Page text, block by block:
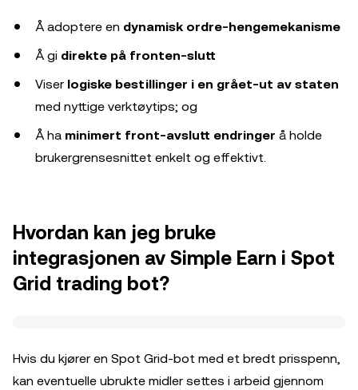
Å adoptere en dynamisk ordre‑hengemekanisme
Å gi direkte på fronten‑slutt
Viser logiske bestillinger i en grået‑ut av staten
med nyttige verktøytips; og
Å ha minimert front‑avslutt endringer å holde
brukergrensesnittet enkelt og effektivt.
Hvordan kan jeg bruke
integrasjonen av Simple Earn i Spot
Grid trading bot?
Hvis du kjører en Spot Grid-bot med et bredt prisspenn,
kan eventuelle ubrukte midler settes i arbeid gjennom